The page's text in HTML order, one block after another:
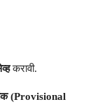
करावी.
(Provisional